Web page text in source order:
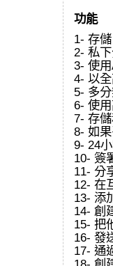
功能
1- 存
2- 私
3- 使
4- 以
5- 多
6- 使
7- 存
8- 如
9- 24
10- 簽
11- 分
12- 在
13- 添
14- 創
15- 把
16- 發
17- 通